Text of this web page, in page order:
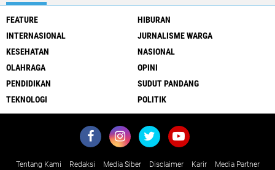
FEATURE
HIBURAN
INTERNASIONAL
JURNALISME WARGA
KESEHATAN
NASIONAL
OLAHRAGA
OPINI
PENDIDIKAN
SUDUT PANDANG
TEKNOLOGI
POLITIK
Tentang Kami Redaksi Media Siber Disclaimer Karir Media Partner